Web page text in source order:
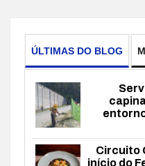
ÚLTIMAS DO BLOG
Circuito
início do